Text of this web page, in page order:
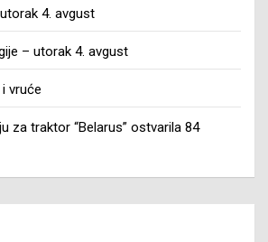
4. avgust
– utorak 4. avgust
vruće
za traktor “Belarus” ostvarila 84